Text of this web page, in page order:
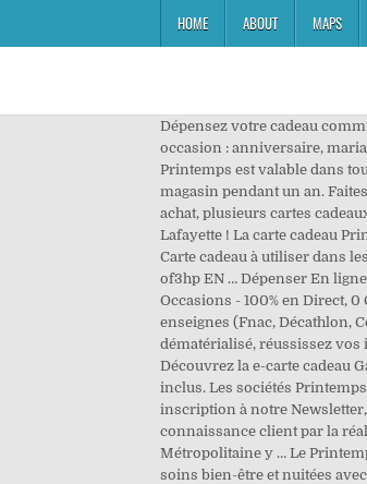
HOME ABOUT MAPS
Dépensez votre cadeau
occasion : anniversaire,
Printemps est valable dans
magasin pendant un an.
achat, plusieurs cartes
Lafayette ! La carte cadeau
Carte cadeau à utiliser dans
of3hp EN … Dépenser En
Occasions - 100% en Direct,
enseignes (Fnac, Décathlon,
dématérialisé, réussissez vos
Découvrez la e-carte cadeau
inclus. Les sociétés
inscription à notre
connaissance client par la
Métropolitaine y … Le
soins bien-être et nuitées